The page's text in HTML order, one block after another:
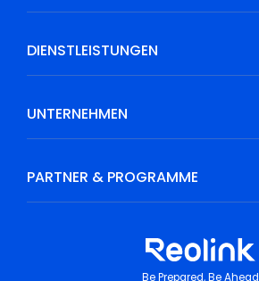
DIENSTLEISTUNGEN
UNTERNEHMEN
PARTNER & PROGRAMME
Be Prepared, Be Ahead